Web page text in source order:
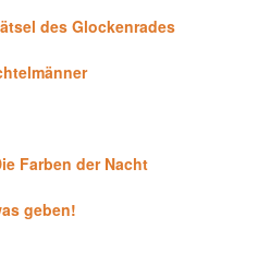
des Glockenrades
Farben der Nacht
geben!